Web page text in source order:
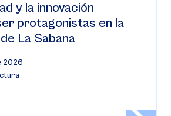
y la innovación
protagonistas en la
La Sabana
2026